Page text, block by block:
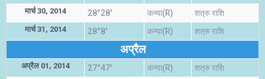
मार्च 30, 2014 28°28' कन्या(R) शत्रु राशि
मार्च 31, 2014 28°8' कन्या(R) शत्रु राशि
अप्रैल
अप्रैल 01, 2014 27°47' कन्या(R) शत्रु राशि